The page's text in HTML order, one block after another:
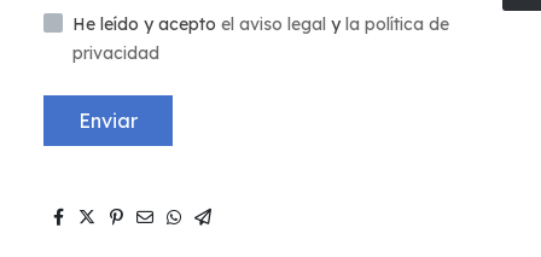
He leído y acepto el aviso legal yla política de
privacidad
Enviar